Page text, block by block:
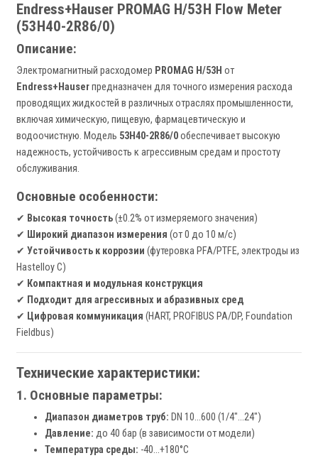
Endress+Hauser PROMAG H/53H Flow Meter
(53H40-2R86/0)
Описание:
Электромагнитный расходомер PROMAG H/53H от
Endress+Hauserпредназначен для точного измерения расхода
проводящих жидкостей в различных отраслях промышленности,
включая химическую, пищевую, фармацевтическую и
водоочистную. Модель 53H40-2R86/0обеспечивает высокую
надежность, устойчивость к агрессивным средам и простоту
обслуживания.
Основные особенности:
✔ Высокая точность(±0.2% от измеряемого значения)
✔ Широкий диапазон измерения (от 0 до 10 м/с)
✔ Устойчивость к коррозии (футеровка PFA/PTFE, электроды из
Hastelloy C)
✔ Компактная и модульная конструкция
✔ Подходит для агрессивных и абразивных сред
✔ Цифровая коммуникация (HART, PROFIBUS PA/DP, Foundation
Fieldbus)
Технические характеристики:
1. Основные параметры:
Диапазон диаметров труб: DN 10...600 (1/4"…24")
Давление: до 40 бар (в зависимости от модели)
Температура среды: -40…+180°C